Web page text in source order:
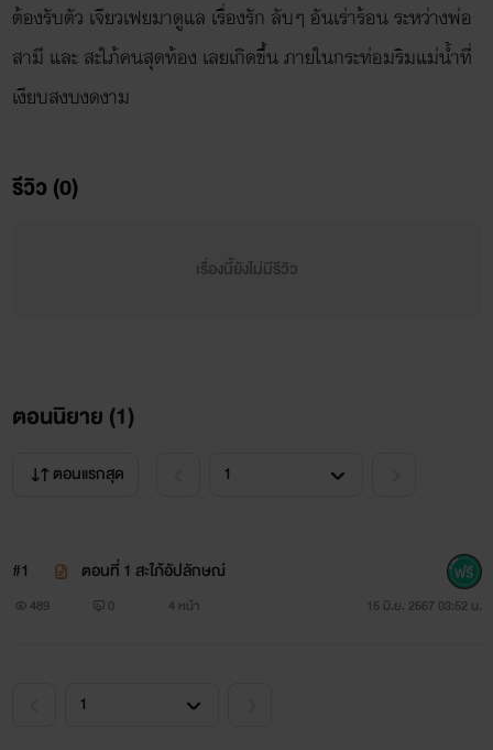
ต้องรับตัว เจียวเฟยมาดูแล เรื่องรัก ลับๆ อันเร่าร้อน ระหว่างพ่อ
สามี และ สะใภ้คนสุดท้อง เลยเกิดขึ้น ภายในกระท่อมริมแม่น้ำที่
เงียบสงบงดงาม
รีวิว (0)
เรื่องนี้ยังไม่มีรีวิว
ตอนนิยาย (1)
ตอนแรกสุด
#1 ตอนที่ 1 สะใภ้อัปลักษณ์
489 0 4 หน้า 15 มิ.ย. 2567 03:52 น.